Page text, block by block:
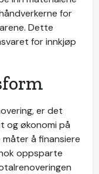
for
Dette
for innkjøp
er det
og økonomi på
å finansiere
oppsparte